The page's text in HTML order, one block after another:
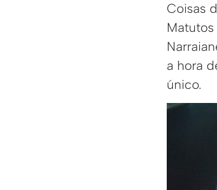
Coisas
a hora
único.